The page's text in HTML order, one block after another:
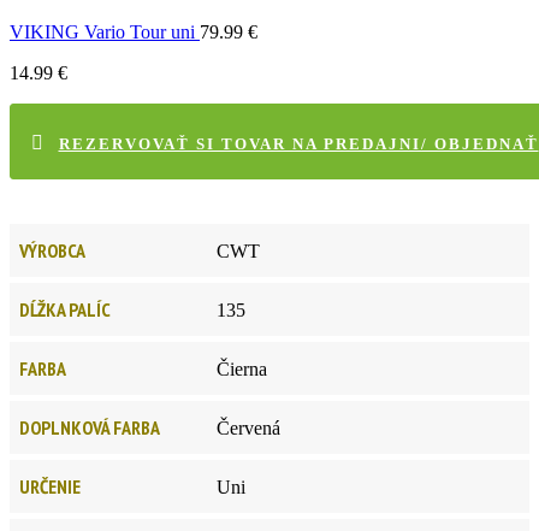
VIKING Vario Tour uni 79.99 €
14.99 €
REZERVOVAŤ SI TOVAR NA PREDAJNI/ OBJEDNAŤ
VÝROBCA CWT
DĹŽKA PALÍC 135
FARBA Čierna
DOPLNKOVÁ FARBA Červená
URČENIE Uni